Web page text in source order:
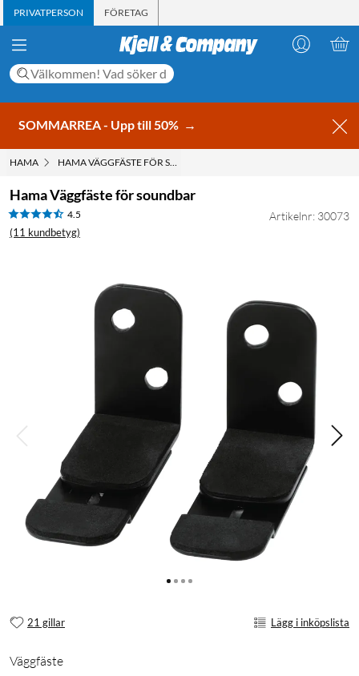
PRIVATPERSON FÖRETAG
SOMMARREA - Upp till 50% →
HAMA HAMA VÄGGFÄSTE FÖR SOUNDBAR
Hama Väggfäste för soundbar
4.5
(11 kundbetyg)
Artikelnr: 30073
21 gillar Lägg i inköpslista
Väggfäste